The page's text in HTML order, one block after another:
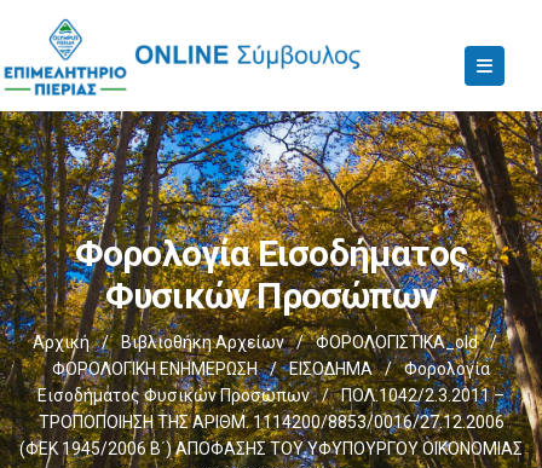
Φορολογία Εισοδήματος
Φυσικών Προσώπων
Αρχική / Βιβλιοθήκη Αρχείων / ΦΟΡΟΛΟΓΙΣΤΙΚΑ_old
/
ΦΟΡΟΛΟΓΙΚΗ ΕΝΗΜΕΡΩΣΗ
/ ΕΙΣΟΔΗΜΑ /
Φορολογία
Εισοδήματος Φυσικών Προσώπων
/
ΠΟΛ.1042/2.3.2011 –
ΤΡΟΠΟΠΟΙΗΣΗ ΤΗΣ ΑΡΙΘΜ. 1114200/8853/0016/27.12.2006
(ΦΕΚ 1945/2006 Β΄) ΑΠΟΦΑΣΗΣ ΤΟΥ ΥΦΥΠΟΥΡΓΟΥ ΟΙΚΟΝΟΜΙΑΣ